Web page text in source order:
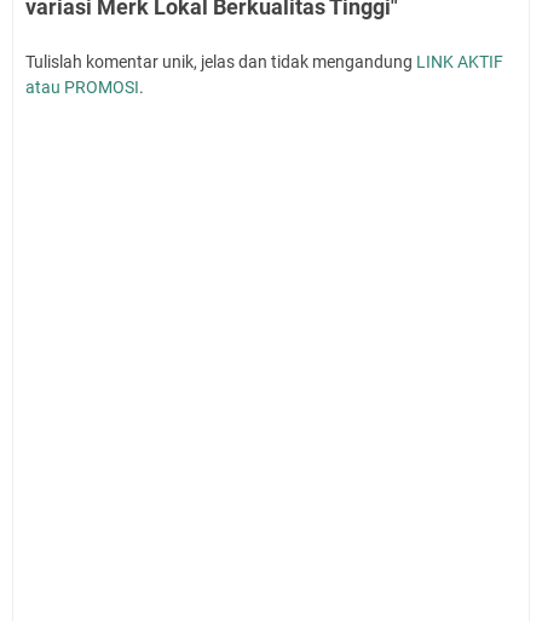
variasi Merk Lokal Berkualitas Tinggi"
Tulislah komentar unik, jelas dan tidak mengandung LINK AKTIF
atau PROMOSI.